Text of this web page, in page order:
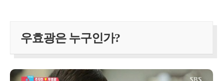
우효광은 누구인가?